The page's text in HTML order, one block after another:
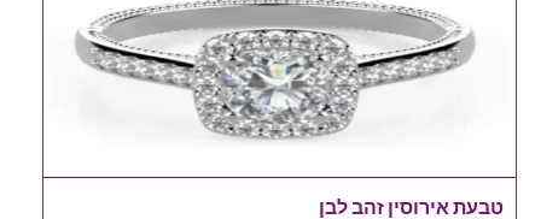
טבעת אירוסין זהב לבן